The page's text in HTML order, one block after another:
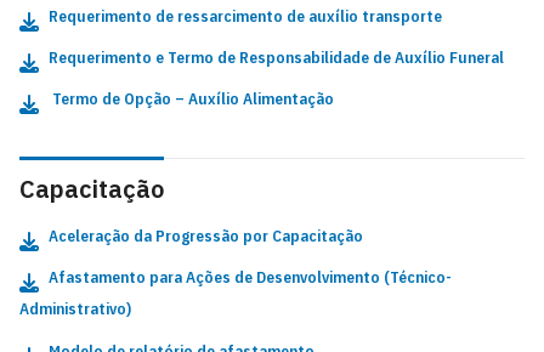
Requerimento de ressarcimento de auxílio transporte
Requerimento e Termo de Responsabilidade de Auxílio Funeral
Termo de Opção – Auxílio Alimentação
Capacitação
Aceleração da Progressão por Capacitação
Afastamento para Ações de Desenvolvimento (Técnico-
Administrativo)